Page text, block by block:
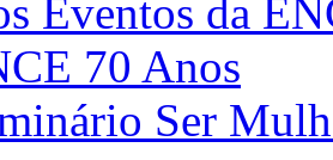
Eventos da
70 Anos
Ser